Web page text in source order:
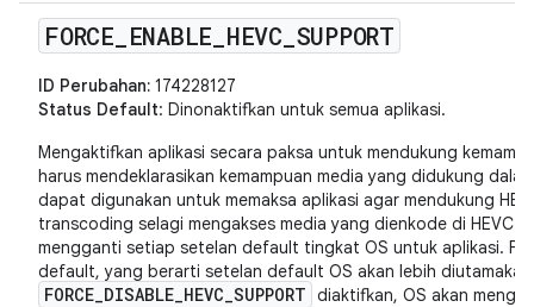
FORCE ENABLE HEVC SUPPORT
ID Perubahan: 174228127
Status Default: Dinonaktifkan untuk semua aplikasi.
Mengaktifkan aplikasi secara paksa untuk mendukung
harus mendeklarasikan kemampuan media yang didukung
dapat digunakan untuk memaksa aplikasi agar mendukung
transcoding selagi mengakses media yang dienkode di HEVC.
mengganti setiap setelan default tingkat OS untuk aplikasi.
default, yang berarti setelan default OS akan lebih
FORCE_DISABLE_HEVC_SUPPORT diaktifkan, OS akan